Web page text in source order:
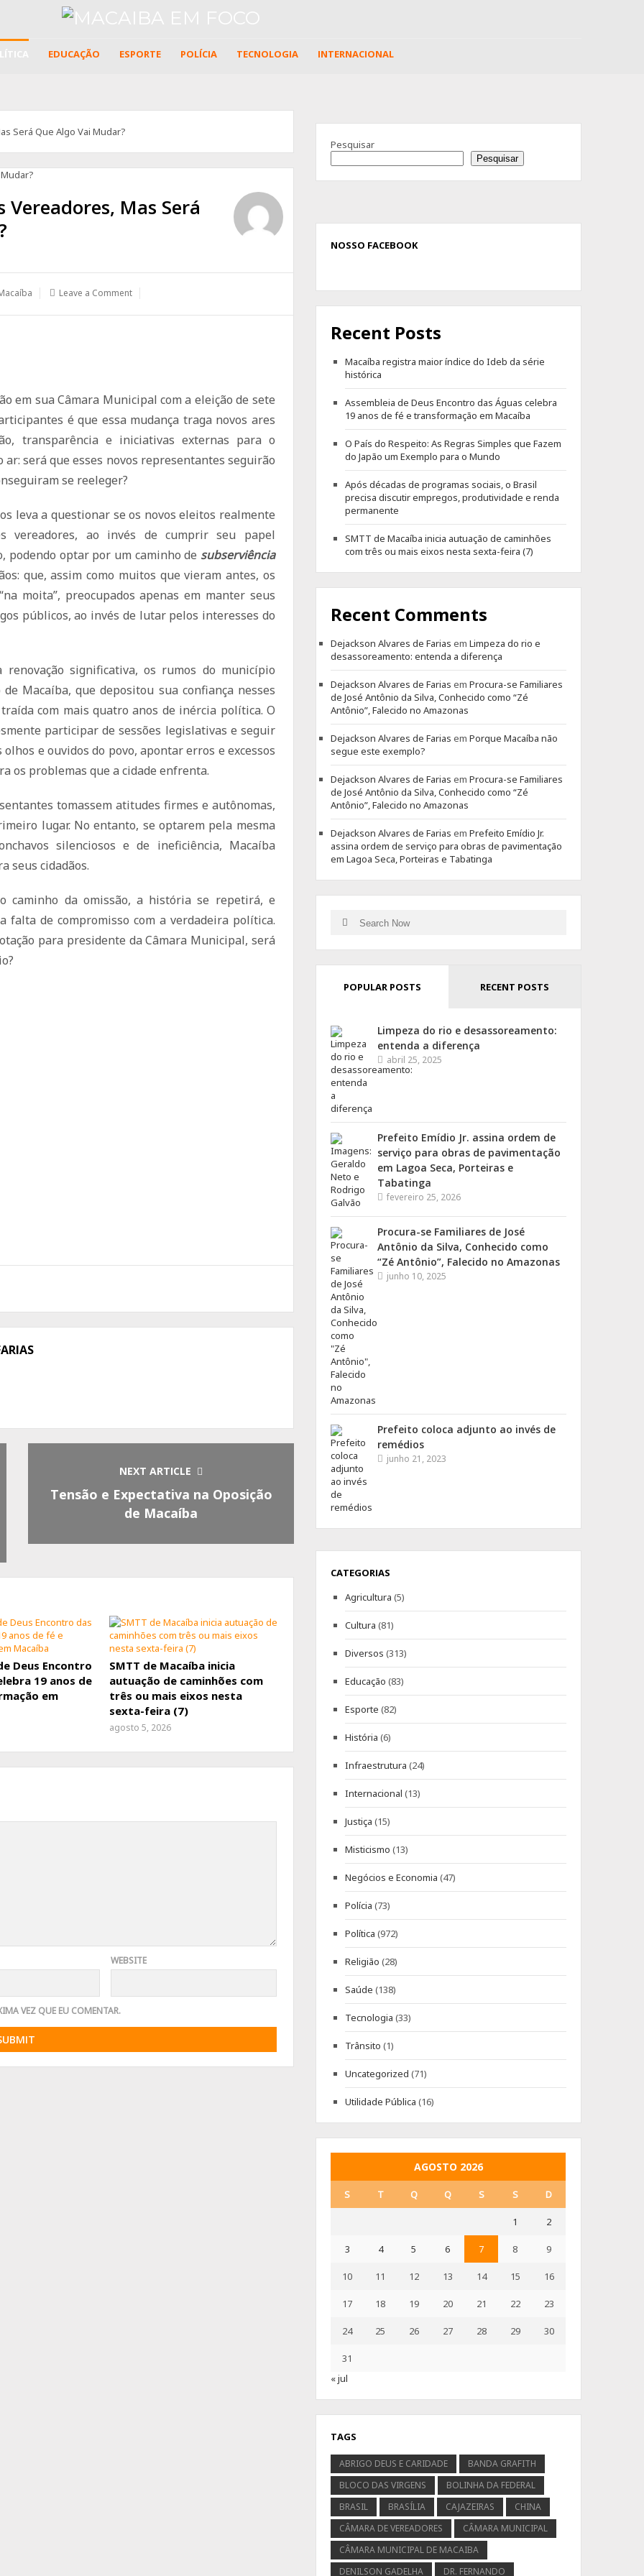
EDUCAÇÃO ESPORTE POLÍCIA TECNOLOGIA INTERNACIONAL
Será Que Algo Vai Mudar?
Mas Será
Leave a Comment
em sua Câmara Municipal com a eleição de sete
é que essa mudança traga novos ares
transparência e iniciativas externas para o
será que esses novos representantes seguirão
se reeleger?
leva a questionar se os novos eleitos realmente
vereadores, ao invés de cumprir seu papel
podendo optar por um caminho de subserviência
que, assim como muitos que vieram antes, os
moita”, preocupados apenas em manter seus
públicos, ao invés de lutar pelos interesses do
significativa, os rumos do município
Macaíba, que depositou sua confiança nesses
com mais quatro anos de inércia política. O
participar de sessões legislativas e seguir
e ouvidos do povo, apontar erros e excessos
os problemas que a cidade enfrenta.
tomassem atitudes firmes e autônomas,
lugar. No entanto, se optarem pela mesma
silenciosos e de ineficiência, Macaíba
seus cidadãos.
caminho da omissão, a história se repetirá, e
falta de compromisso com a verdadeira política.
para presidente da Câmara Municipal, será
NEXT ARTICLE
Tensão e Expectativa na Oposição
de Macaíba
Deus Encontro
19 anos de
em
SMTT de Macaíba inicia
autuação de caminhões com
três ou mais eixos nesta
sexta-feira (7)
agosto 5, 2026
WEBSITE
VEZ QUE EU COMENTAR.
Pesquisar
Pesquisar
NOSSO FACEBOOK
Recent Posts
Macaíba registra maior índice do Ideb da série
histórica
Assembleia de Deus Encontro das Águas celebra
19 anos de fé e transformação em Macaíba
O País do Respeito: As Regras Simples que Fazem
do Japão um Exemplo para o Mundo
Após décadas de programas sociais, o Brasil
precisa discutir empregos, produtividade e renda
permanente
SMTT de Macaíba inicia autuação de caminhões
com três ou mais eixos nesta sexta-feira (7)
Recent Comments
Dejackson Alvares de Farias emLimpeza do rio e
desassoreamento: entenda a diferença
Dejackson Alvares de Farias emProcura-se Familiares
de José Antônio da Silva, Conhecido como “Zé
Antônio”, Falecido no Amazonas
Dejackson Alvares de Farias emPorque Macaíba não
segue este exemplo?
Dejackson Alvares de Farias emProcura-se Familiares
de José Antônio da Silva, Conhecido como “Zé
Antônio”, Falecido no Amazonas
Dejackson Alvares de Farias emPrefeito Emídio Jr.
assina ordem de serviço para obras de pavimentação
em Lagoa Seca, Porteiras e Tabatinga
Search
for:
Search
POPULAR POSTS RECENT POSTS
Limpeza do rio e desassoreamento:
entenda a diferença
abril 25, 2025
Prefeito Emídio Jr. assina ordem de
serviço para obras de pavimentação
em Lagoa Seca, Porteiras e
Tabatinga
fevereiro 25, 2026
Procura-se Familiares de José
Antônio da Silva, Conhecido como
“Zé Antônio”, Falecido no Amazonas
junho 10, 2025
Prefeito coloca adjunto ao invés de
remédios
junho 21, 2023
CATEGORIAS
Agricultura (5)
Cultura (81)
Diversos (313)
Educação (83)
Esporte (82)
História (6)
Infraestrutura (24)
Internacional (13)
Justiça (15)
Misticismo (13)
Negócios e Economia (47)
Polícia (73)
Política (972)
Religião (28)
Saúde (138)
Tecnologia (33)
Trânsito (1)
Uncategorized (71)
Utilidade Pública (16)
AGOSTO 2026
S T Q Q S S D
1 2
3 4 5 6 7 8 9
10 11 12 13 14 15 16
17 18 19 20 21 22 23
24 25 26 27 28 29 30
31
« jul
TAGS
ABRIGO DEUS E CARIDADE
BANDA GRAFITH
BLOCO DAS VIRGENS
BOLINHA DA FEDERAL
BRASIL
BRASÍLIA CAJAZEIRAS
CHINA
CÂMARA DE VEREADORES
CÂMARA MUNICIPAL
CÂMARA MUNICIPAL DE MACAIBA
DENILSON GADELHA
DR. FERNANDO